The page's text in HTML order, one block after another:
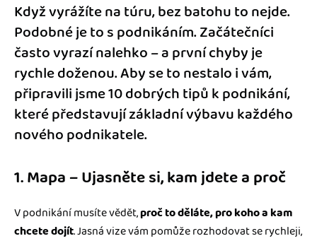
Když vyrážíte na túru, bez batohu to nejde.
Podobné je to s podnikáním. Začátečníci
často vyrazí nalehko – a první chyby je
rychle doženou. Aby se to nestalo i vám,
připravili jsme 10 dobrých tipů k podnikání,
které představují základní výbavu každého
nového podnikatele.
1. Mapa – Ujasněte si, kam jdete a proč
V podnikání musíte vědět,proč to děláte, pro koho a kam
chcete dojít. Jasná vize vám pomůže rozhodovat se rychleji,